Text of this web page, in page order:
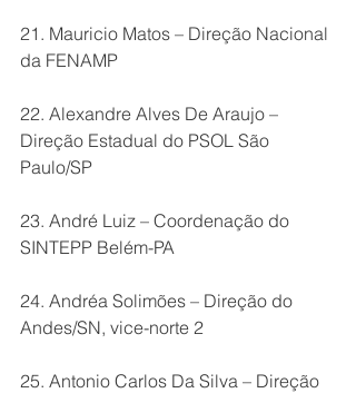
21. Mauricio Matos – Direção Nacional
da FENAMP
22. Alexandre Alves De Araujo –
Direção Estadual do PSOL São
Paulo/SP
23. André Luiz – Coordenação do
SINTEPP Belém-PA
24. Andréa Solimões – Direção do
Andes/SN, vice-norte 2
25. Antonio Carlos Da Silva – Direção